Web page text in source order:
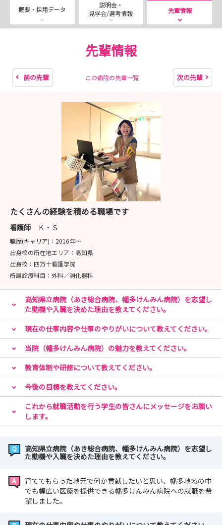
概要・採用データ
説明会・
見学会/選考情報
先輩情報
先輩情報
前の先輩 この病院の先輩一覧 次の先輩
たくさんの経験を積める職場です
看護師 Ｋ・Ｓ
職歴(キャリア)： 2016年〜
出身校の所在地エリア： 高知県
出身校： 四万十看護学院
所属診療科目： 外科／消化器科
高知県立病院（あき総合病院、幡多けんみん病院）を志望し
た動機や入職を決めた理由を教えてください。
現在の仕事内容や仕事のやりがいについて教えてください。
当院（幡多けんみん病院）の魅力を教えてください。
教育体制や研修について教えてください。
今後の目標を教えてください。
これから就職活動を行う学生の皆さんにメッセージをお願い
します。
高知県立病院（あき総合病院、幡多けんみん病院）を志望し
た動機や入職を決めた理由を教えてください。
育ててもらった地元で何か貢献したいと思い、幡多地域の中
でも幅広い医療を提供できる幡多けんみん病院への就職を希
望しました。